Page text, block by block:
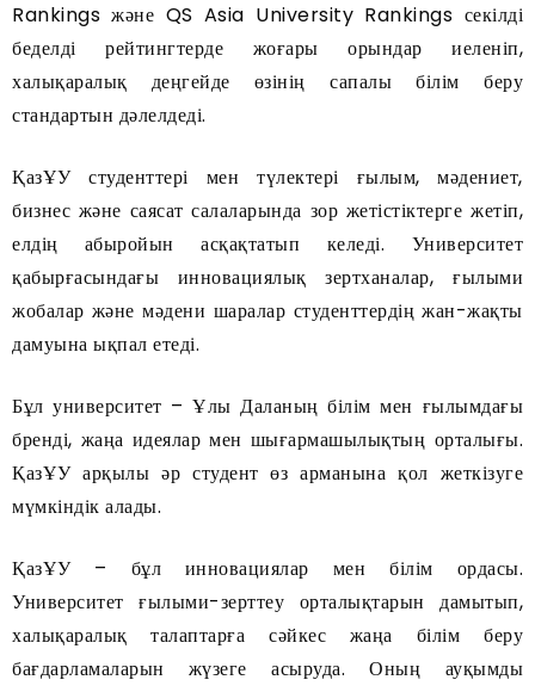
Rankings және QS Asia University Rankings секілді
беделді рейтингтерде жоғары орындар иеленіп,
халықаралық деңгейде өзінің сапалы білім беру
стандартын дәлелдеді.
ҚазҰУ студенттері мен түлектері ғылым, мәдениет,
бизнес және саясат салаларында зор жетістіктерге жетіп,
елдің абыройын асқақтатып келеді. Университет
қабырғасындағы инновациялық зертханалар, ғылыми
жобалар және мәдени шаралар студенттердің жан-жақты
дамуына ықпал етеді.
Бұл университет – Ұлы Даланың білім мен ғылымдағы
бренді, жаңа идеялар мен шығармашылықтың орталығы.
ҚазҰУ арқылы әр студент өз арманына қол жеткізуге
мүмкіндік алады.
ҚазҰУ – бұл инновациялар мен білім ордасы.
Университет ғылыми-зерттеу орталықтарын дамытып,
халықаралық талаптарға сәйкес жаңа білім беру
бағдарламаларын жүзеге асыруда. Оның ауқымды